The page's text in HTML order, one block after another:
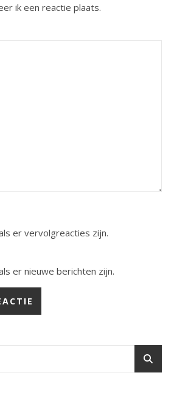
ik een reactie plaats.
er vervolgreacties zijn.
er nieuwe berichten zijn.